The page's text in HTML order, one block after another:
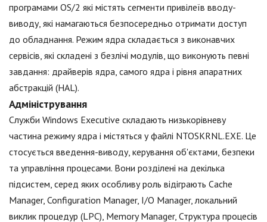
програмами OS/2 які містять сегменти привілеїв вводу-
виводу, які намагаються безпосередньо отримати доступ
до обладнання. Режим ядра складається з виконавчих
сервісів, які складені з безлічі модулів, що виконують певні
завдання: драйверів ядра, самого ядра і рівня апаратних
абстракцій (HAL).
Адміністрування
Служби Windows Executive складають низькорівневу
частина режиму ядра і містяться у файлі NTOSKRNL.EXE. Це
стосується введення-виводу, керування об'єктами, безпеки
та управління процесами. Вони розділені на декілька
підсистем, серед яких особливу роль відіграють Cache
Manager, Configuration Manager, I/O Manager, локальний
виклик процедур (LPC), Memory Manager, Структура процесів